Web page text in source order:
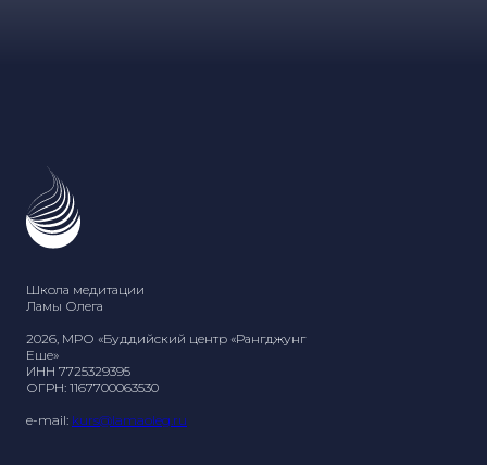
Школа медитации
Ламы Олега
2026, МРО «Буддийский центр «Рангджунг
Еше»
ИНН 7725329395
ОГРН: 1167700063530
e-mail: kurs@lamaoleg.ru